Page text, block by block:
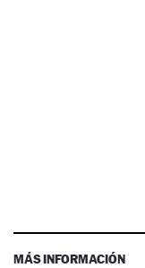
MÁS INFORMACIÓN